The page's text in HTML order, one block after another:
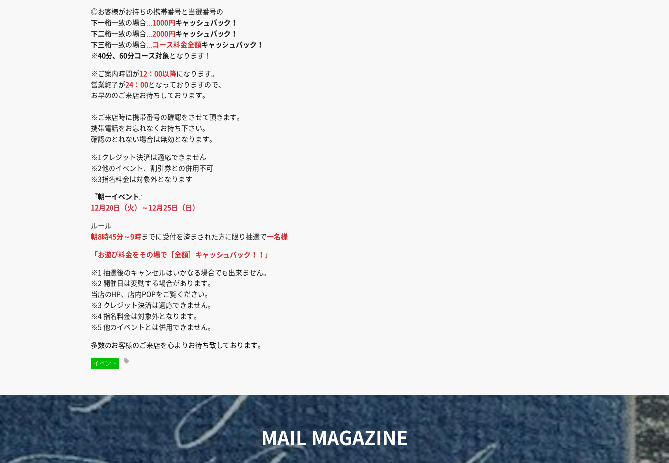
◎お客様がお持ちの携帯番号と当選番号の
下一桁一致の場合... 1000円 キャッシュバック！
下二桁一致の場合... 2000円 キャッシュバック！
下三桁一致の場合... コース料金全額キャッシュバック！
※40分、60分コース対象 となります！
※ご案内時間が12：00以降になります。
営業終了が24：00となっておりますので、
お早めのご来店お待ちしております。
※ご来店時に携帯番号の確認をさせて頂きます。
携帯電話をお忘れなくお持ち下さい。
確認のとれない場合は無効となります。
※1クレジット決済は適応できません
※2他のイベント、割引券との併用不可
※3指名料金は対象外となります
『朝一イベント 』
12月20日（火）～12月25日（日）
ルール
朝8時45分～9時までに受付を済まされた方に限り抽選で一名様
「お遊び料金をその場で［全額］キャッシュバック！！」
※1 抽選後のキャンセルはいかなる場合でも出来ません。
※2 開催日は変動する場合があります。
当店のHP、店内POPをご覧ください。
※3 クレジット決済は適応できません。
※4 指名料金は対象外となります。
※5 他のイベントとは併用できません。
多数のお客様のご来店を心よりお待ち致しております。
イベント
MAIL MAGAZINE